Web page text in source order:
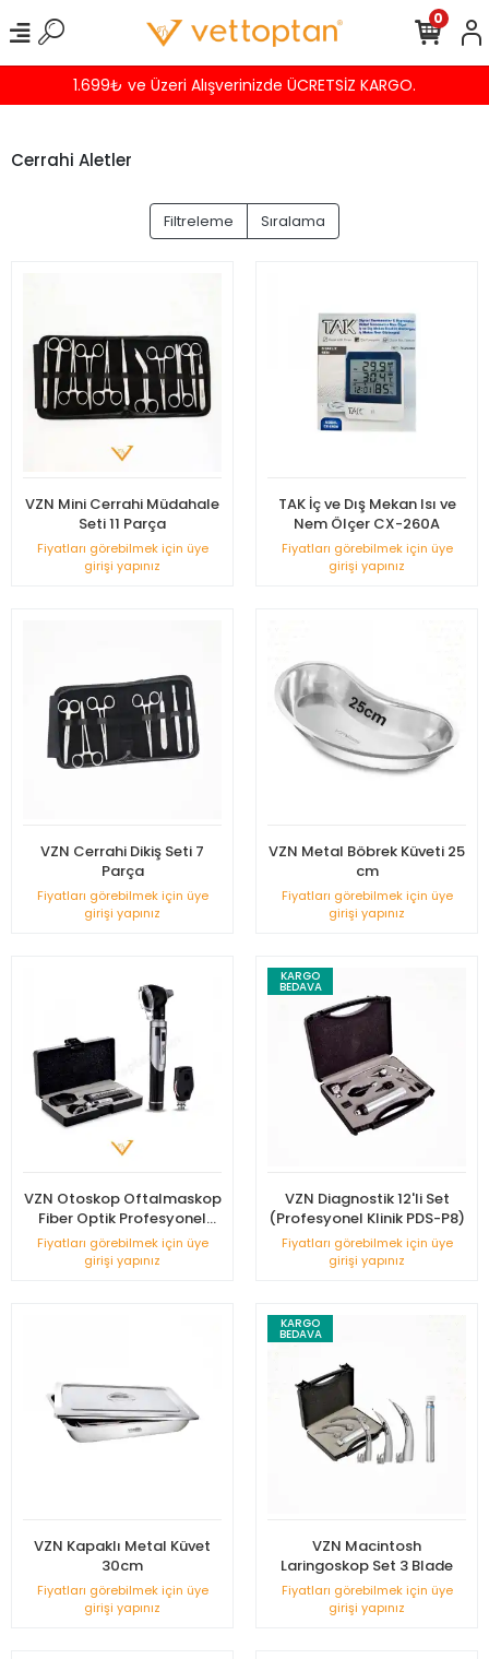
KARGO. Havalede %4
0
Cerrahi Aletler
Filtreleme Sıralama
VZN Mini Cerrahi Müdahale
Seti 11 Parça
Fiyatları görebilmek için üye
girişi yapınız
TAK İç ve Dış Mekan Isı ve
Nem Ölçer CX-260A
Fiyatları görebilmek için üye
girişi yapınız
VZN Cerrahi Dikiş Seti 7
Parça
Fiyatları görebilmek için üye
girişi yapınız
VZN Metal Böbrek Küveti 25
cm
Fiyatları görebilmek için üye
girişi yapınız
VZN Otoskop Oftalmaskop
Fiber Optik Profesyonel
Klinik Model Set CES-E10
Fiyatları görebilmek için üye
girişi yapınız
KARGO
BEDAVA
VZN Diagnostik 12'li Set
(Profesyonel Klinik PDS-P8)
Fiyatları görebilmek için üye
girişi yapınız
VZN Kapaklı Metal Küvet
30cm
Fiyatları görebilmek için üye
girişi yapınız
KARGO
BEDAVA
VZN Macintosh
Laringoskop Set 3 Blade
Fiyatları görebilmek için üye
girişi yapınız